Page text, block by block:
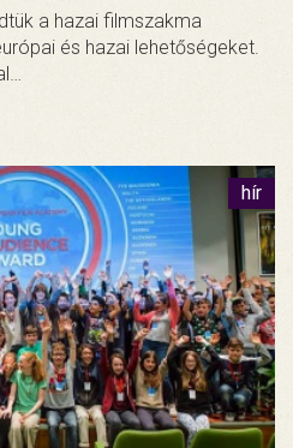
a hazai filmszakma
és hazai lehetőségeket.
hír